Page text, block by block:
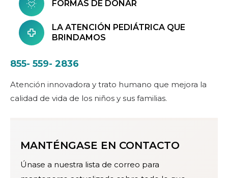
FORMAS DE DONAR
LA ATENCIÓN PEDIÁTRICA QUE
BRINDAMOS
855- 559- 2836
Atención innovadora y trato humano que mejora la
calidad de vida de los niños y sus familias.
MANTÉNGASE EN CONTACTO
Únase a nuestra lista de correo para